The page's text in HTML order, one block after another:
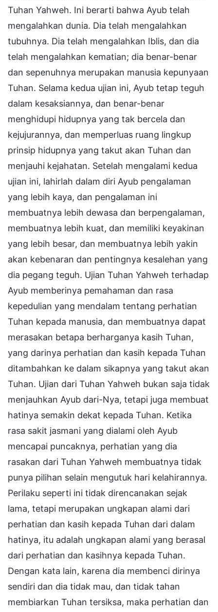
Tuhan Yahweh. Ini berarti bahwa Ayub telah
mengalahkan dunia. Dia telah mengalahkan
tubuhnya. Dia telah mengalahkan Iblis, dan dia
telah mengalahkan kematian; dia benar-benar
dan sepenuhnya merupakan manusia kepunyaan
Tuhan. Selama kedua ujian ini, Ayub tetap teguh
dalam kesaksiannya, dan benar-benar
menghidupi hidupnya yang tak bercela dan
kejujurannya, dan memperluas ruang lingkup
prinsip hidupnya yang takut akan Tuhan dan
menjauhi kejahatan. Setelah mengalami kedua
ujian ini, lahirlah dalam diri Ayub pengalaman
yang lebih kaya, dan pengalaman ini
membuatnya lebih dewasa dan berpengalaman,
membuatnya lebih kuat, dan memiliki keyakinan
yang lebih besar, dan membuatnya lebih yakin
akan kebenaran dan pentingnya kesalehan yang
dia pegang teguh. Ujian Tuhan Yahweh terhadap
Ayub memberinya pemahaman dan rasa
kepedulian yang mendalam tentang perhatian
Tuhan kepada manusia, dan membuatnya dapat
merasakan betapa berharganya kasih Tuhan,
yang darinya perhatian dan kasih kepada Tuhan
ditambahkan ke dalam sikapnya yang takut akan
Tuhan. Ujian dari Tuhan Yahweh bukan saja tidak
menjauhkan Ayub dari-Nya, tetapi juga membuat
hatinya semakin dekat kepada Tuhan. Ketika
rasa sakit jasmani yang dialami oleh Ayub
mencapai puncaknya, perhatian yang dia
rasakan dari Tuhan Yahweh membuatnya tidak
punya pilihan selain mengutuk hari kelahirannya.
Perilaku seperti ini tidak direncanakan sejak
lama, tetapi merupakan ungkapan alami dari
perhatian dan kasih kepada Tuhan dari dalam
hatinya, itu adalah ungkapan alami yang berasal
dari perhatian dan kasihnya kepada Tuhan.
Dengan kata lain, karena dia membenci dirinya
sendiri dan dia tidak mau, dan tidak tahan
membiarkan Tuhan tersiksa, maka perhatian dan